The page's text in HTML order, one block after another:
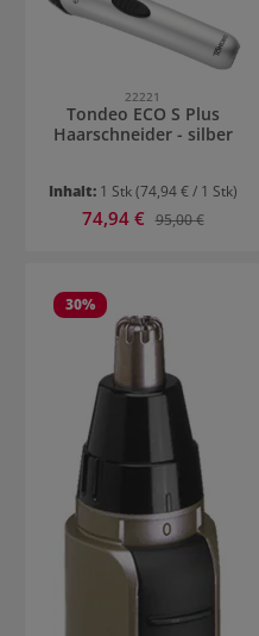
22221
Tondeo ECO S Plus
Haarschneider - silber
Inhalt: 1 Stk(74,94 € / 1 Stk)
Verkaufspreis:
74,94 € Regulärer Preis:
95,00 €
30%